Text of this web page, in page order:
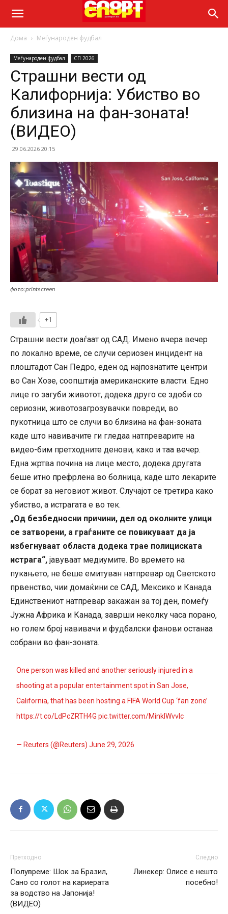
Дома Меѓународен фудбал
Меѓународен фудбал СП 2026
Страшни вести од
Калифорнија: Убиство во
близина на фан-зоната!
(ВИДЕО)
29.06.2026 20:15
фото:printscreen
+1
Страшни вести доаѓаат од САД. Имено вчера вечер
по локално време, се случи сериозен инцидент на
плоштадот Сан Педро, еден од најпознатите центри
во Сан Хозе, соопштија американските власти. Едно
лице го загуби животот, додека друго се здоби со
сериозни, животозагрозувачки повреди, во
пукотница што се случи во близина на фан-зоната
каде што навивачите ги гледаа натпреварите на
видео-бим претходните денови, како и таа вечер.
Една жртва почина на лице место, додека другата
беше итно префрлена во болница, каде што лекарите
се борат за неговиот живот. Случајот се третира како
убиство, а истрагата е во тек.
„Од безбедносни причини, дел од околните улици
се затворени, а граѓаните се повикуваат да ја
избегнуваат областа додека трае полициската
истрага“, јавуваат медиумите. Во времето на
пукањето, не беше емитуван натпревар од Светското
првенство, чии домаќини се САД, Мексико и Канада.
Единствениот натпревар закажан за тој ден, помеѓу
Јужна Африка и Канада, заврши неколку часа порано,
но голем број навивачи и фудбалски фанови останаа
собрани во фан-зоната.
One person was killed and another seriously injured in a
shooting at a popular entertainment spot in San Jose,
California, that has been hosting a FIFA World ‌Cup ‘fan zone’
https://t.co/LdPcZRTH4G pic.twitter.com/MinklWvvIc
— Reuters (@Reuters)June 29, 2026
Претходно
Полувреме: Шок за Бразил,
Сано со голот на кариерата
за водство на Јапонија!
(ВИДЕО)
Следно
Линекер: Олисе е нешто
посебно!